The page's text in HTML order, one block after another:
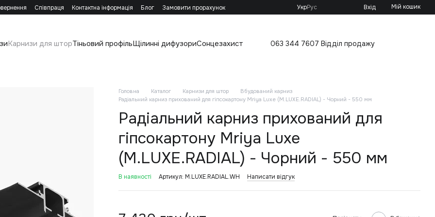
Співпраця Контактна інформація Блог Замовити прорахунок УкрРус Вхід Мій кошик
Карнизи для шторТіньовий профільЩілинні дифузориСонцезахист 063 344 7607 Відділ продажу
Головна Каталог Карнизи для штор
Вбудований карниз
Радіальний карниз прихований для гіпсокартону Mriya Luxe (M.LUXE.RADIAL) - Чорний - 550 мм
Радіальний карниз прихований для
гіпсокартону Mriya Luxe
(M.LUXE.RADIAL) - Чорний - 550 мм
В наявності Артикул: M.LUXE.RADIAL.WH Написати відгук